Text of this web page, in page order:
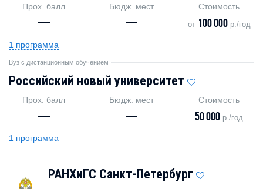
Прох. балл
—
Бюдж. мест
—
Стоимость
от 100 000р./год
1 программа
Вуз с дистанционным обучением
Российский новый университет
Прох. балл
—
Бюдж. мест
—
Стоимость
50 000 р./год
1 программа
РАНХиГС Санкт-Петербург